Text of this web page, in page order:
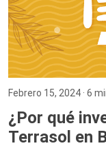
Febrero 15, 2024 · 6
¿Por qué
Terrasol en